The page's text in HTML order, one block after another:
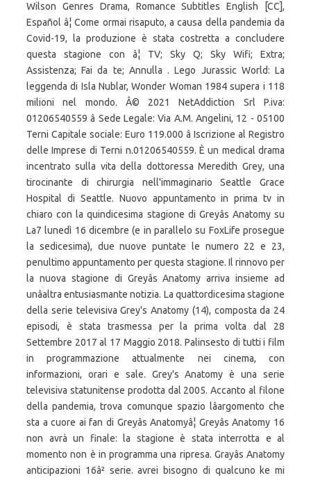
Wilson Genres Drama, Romance Subtitles English [CC],
Español â¦ Come ormai risaputo, a causa della pandemia da
Covid-19, la produzione è stata costretta a concludere
questa stagione con â¦ TV; Sky Q; Sky Wifi; Extra;
Assistenza; Fai da te; Annulla . Lego Jurassic World: La
leggenda di Isla Nublar, Wonder Woman 1984 supera i 118
milioni nel mondo. Â© 2021 NetAddiction Srl P.iva:
01206540559 â Sede Legale: Via A.M. Angelini, 12 - 05100
Terni Capitale sociale: Euro 119.000 â Iscrizione al Registro
delle Imprese di Terni n.01206540559. È un medical drama
incentrato sulla vita della dottoressa Meredith Grey, una
tirocinante di chirurgia nell'immaginario Seattle Grace
Hospital di Seattle. Nuovo appuntamento in prima tv in
chiaro con la quindicesima stagione di Greyâs Anatomy su
La7 lunedì 16 dicembre (e in parallelo su FoxLife prosegue
la sedicesima), due nuove puntate le numero 22 e 23,
penultimo appuntamento per questa stagione. Il rinnovo per
la nuova stagione di Greyâs Anatomy arriva insieme ad
unâaltra entusiasmante notizia. La quattordicesima stagione
della serie televisiva Grey's Anatomy (14), composta da 24
episodi, è stata trasmessa per la prima volta dal 28
Settembre 2017 al 17 Maggio 2018. Palinsesto di tutti i film
in programmazione attualmente nei cinema, con
informazioni, orari e sale. Grey's Anatomy è una serie
televisiva statunitense prodotta dal 2005. Accanto al filone
della pandemia, trova comunque spazio lâargomento che
sta a cuore ai fan di Greyâs Anatomyâ¦ Greyâs Anatomy 16
non avrà un finale: la stagione è stata interrotta e al
momento non è in programma una ripresa. Grayâs Anatomy
anticipazioni 16â² serie. avrei bisogno di qualcuno ke mi